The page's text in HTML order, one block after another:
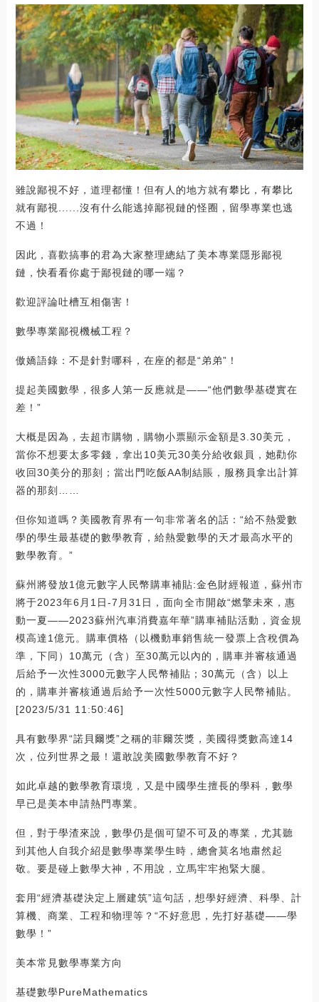
雖說鄙視不好，道理都懂！但有人的地方就有攀比，有攀比
就有鄙視......沒有什么能逃掉鄙視鏈的怪圈，留學專業也逃
不過！
因此，喜歡搞事的君為大家整理總結了美本專業隱形鄙視
鏈，快看看你處于鄙視鏈的哪一端？
歡迎評論吐槽互相傷害！
數學專業鄙視機械工程？
傲嬌語錄：不是針對哪科，在座的都是“弟弟”！
提起美國數學，很多人第一反應就是——“他們數學基礎實在
差！”
大概是因為，去超市購物，購物小票顯示金額是3.30美元，
當你不想要太多零錢，拿出10美元30美分給收銀員，她勸你
收回30美分的那刻；當出門吃飯AA制結賬，服務員拿出計算
器的那刻……
但你知道嗎？美國教育界有一句非常著名的話：“給不熱愛數
學的學生最基礎的數學教育，給熱愛數學的天才最高水平的
數學教育。”
蘇州將發放1億元數字人民幣購車補貼:金色財經報道，蘇州市
將于2023年6月1日-7月31日，面向全市開啟“燃擎未來，惠
動一夏——2023蘇州汽車消費嘉年華”購車補貼活動，資金規
模高達1億元。購車價格（以機動車銷售統一發票上含稅價為
準，下同）10萬元（含）至30萬元以內的，購車并審核通過
后給予一次性3000元數字人民幣補貼；30萬元（含）以上
的，購車并審核通過后給予一次性5000元數字人民幣補貼。
[2023/5/31 11:50:46]
具有數學界“諾貝爾獎”之稱的菲爾茨獎，美國得獎數高達14
次，位列世界之最！還敢說美國數學教育不好？
如此卓越的數學教育環境，又是中國學生擅長的學科，數學
早已是美本申請熱門專業。
但，對于學渣來說，數學仍是個可望不可及的專業，尤其聽
到其他人自我介紹是數學專業學生時，總會莫名地肅然起
敬。要是碰上數學大神，不用說，立馬牢牢抱緊大腿。
套用“經濟基礎決定上層建筑”這句話，想學好經濟、科學、計
算機、商業、工程和物理等？“不好意思，先打好基礎——學
數學！”
美本常見數學專業方向
基礎數學PureMathematics